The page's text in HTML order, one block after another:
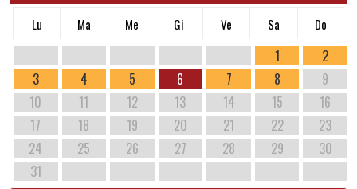
Lu Ma Me Gi Ve Sa Do
1
2
3
4 5 6 7 8
9
10
11 12 13 14 15
16
17
18 19 20 21 22
23
24
25 26 27 28 29
30
31